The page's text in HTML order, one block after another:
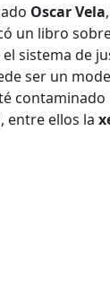
Oscar Vela
un libro
sistema de
ser un
entre ellos la